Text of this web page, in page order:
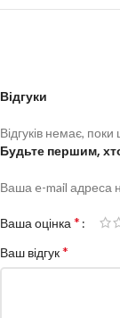
Відгуки
Відгуків немає, поки
Будьте першим,
Ваша e-mail адреса
Ваша оцінка *
Ваш відгук*